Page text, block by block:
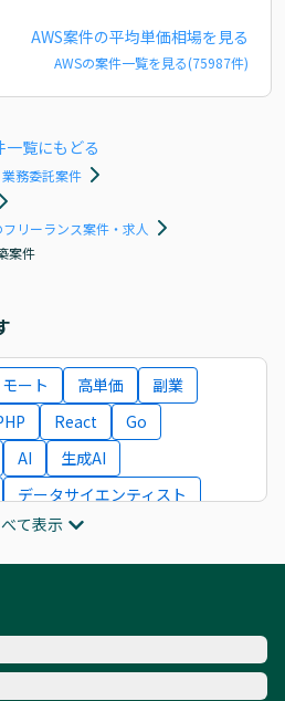
AWS案件の平均単価相場を見る
AWSの案件一覧を見る(75987件)
一覧にもどる
務委託案件
リーランス案件・求人
案件
ート 高単価
副業
React
Go
AI
生成AI
データサイエンティスト
ITコンサルタント
ニア
ザイナー
COBOL
Ruby
て表示